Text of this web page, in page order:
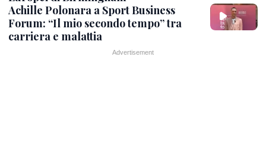
Achille Polonara a Sport Business
Forum: “Il mio secondo tempo” tra
carriera e malattia